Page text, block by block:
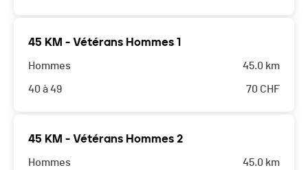
45 KM - Vétérans Hommes 1
Hommes
40 à 49
45.0 km
70 CHF
45 KM - Vétérans Hommes 2
Hommes 45.0 km